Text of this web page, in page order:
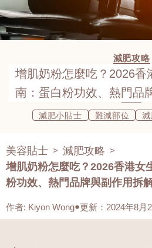
減肥攻略
增肌奶粉怎麼吃？2026香
南：蛋白粉功效、熱門品
減肥小貼士 難減部位
美容貼士 > 減肥攻略 >
增肌奶粉怎麼吃？2026香港女
粉功效、熱門品牌與副作用拆
作者: Kiyon Wong 更新：2024年8月